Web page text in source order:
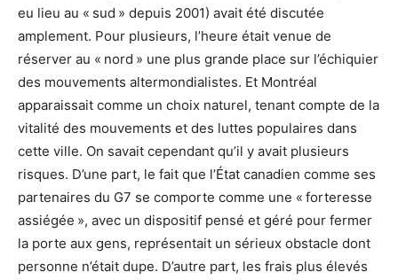
eu lieu au « sud » depuis 2001) avait été discutée
amplement. Pour plusieurs, l’heure était venue de
réserver au « nord » une plus grande place sur l’échiquier
des mouvements altermondialistes. Et Montréal
apparaissait comme un choix naturel, tenant compte de la
vitalité des mouvements et des luttes populaires dans
cette ville. On savait cependant qu’il y avait plusieurs
risques. D’une part, le fait que l’État canadien comme ses
partenaires du G7 se comporte comme une « forteresse
assiégée », avec un dispositif pensé et géré pour fermer
la porte aux gens, représentait un sérieux obstacle dont
personne n’était dupe. D’autre part, les frais plus élevés